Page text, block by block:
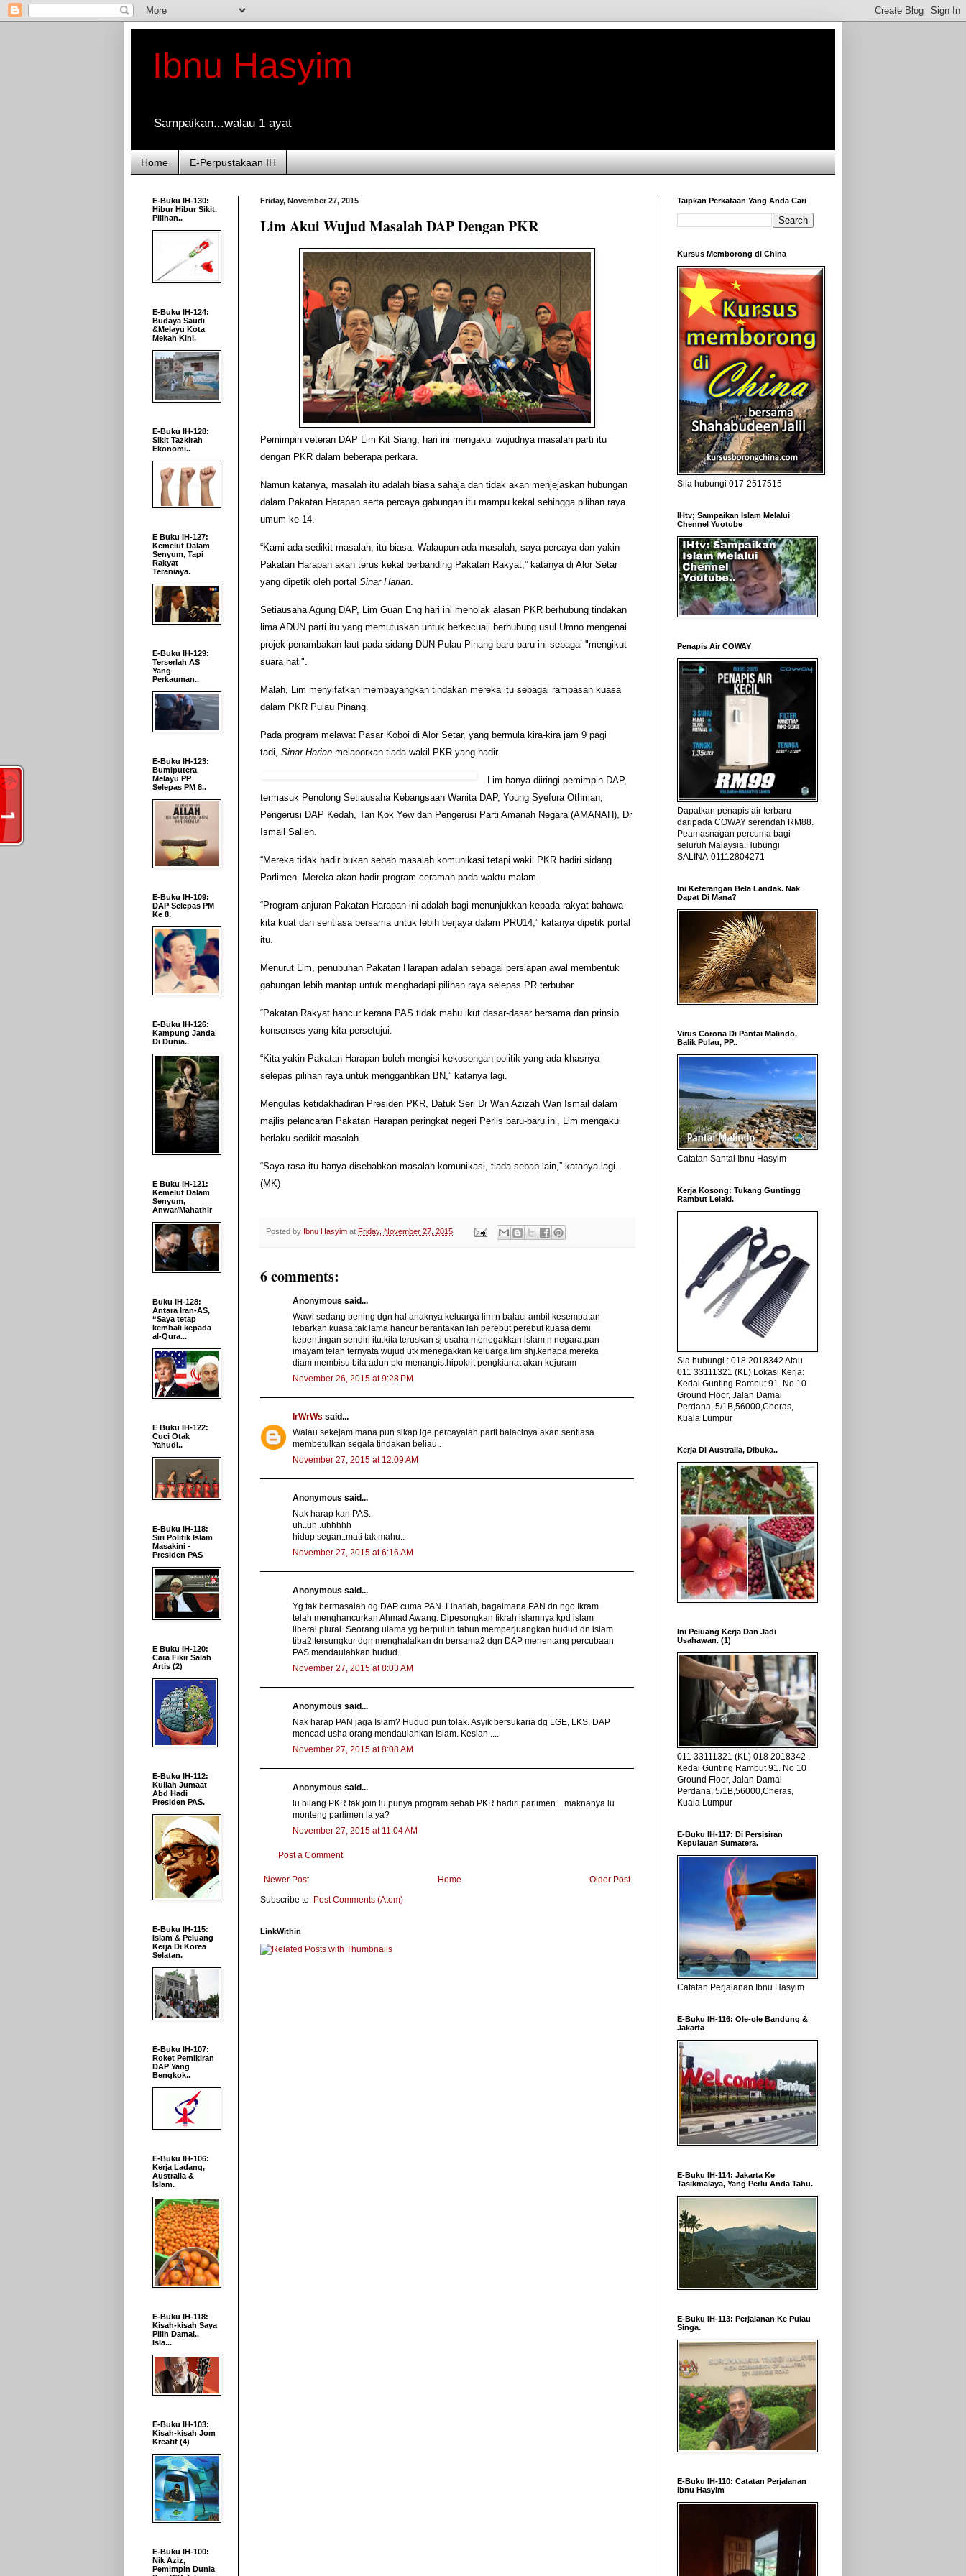
Ibnu Hasyim
Sampaikan...walau 1 ayat
Home E-Perpustakaan IH
Friday, November 27, 2015
Lim Akui Wujud Masalah DAP Dengan PKR
Pemimpin veteran DAP Lim Kit Siang, hari ini mengakui wujudnya masalah parti itu
dengan PKR dalam beberapa perkara.
Namun katanya, masalah itu adalah biasa sahaja dan tidak akan menjejaskan hubungan
dalam Pakatan Harapan serta percaya gabungan itu mampu kekal sehingga pilihan raya
umum ke-14.
“Kami ada sedikit masalah, itu biasa. Walaupun ada masalah, saya percaya dan yakin
Pakatan Harapan akan terus kekal berbanding Pakatan Rakyat,” katanya di Alor Setar
yang dipetik oleh portal Sinar Harian.
Setiausaha Agung DAP, Lim Guan Eng hari ini menolak alasan PKR berhubung tindakan
lima ADUN parti itu yang memutuskan untuk berkecuali berhubung usul Umno mengenai
projek penambakan laut pada sidang DUN Pulau Pinang baru-baru ini sebagai "mengikut
suara hati".
Malah, Lim menyifatkan membayangkan tindakan mereka itu sebagai rampasan kuasa
dalam PKR Pulau Pinang.
Pada program melawat Pasar Koboi di Alor Setar, yang bermula kira-kira jam 9 pagi
tadi, Sinar Harian melaporkan tiada wakil PKR yang hadir.
Lim hanya diiringi pemimpin DAP,
termasuk Penolong Setiausaha Kebangsaan Wanita DAP, Young Syefura Othman;
Pengerusi DAP Kedah, Tan Kok Yew dan Pengerusi Parti Amanah Negara (AMANAH), Dr
Ismail Salleh.
“Mereka tidak hadir bukan sebab masalah komunikasi tetapi wakil PKR hadiri sidang
Parlimen. Mereka akan hadir program ceramah pada waktu malam.
“Program anjuran Pakatan Harapan ini adalah bagi menunjukkan kepada rakyat bahawa
kita kuat dan sentiasa bersama untuk lebih berjaya dalam PRU14,” katanya dipetik portal
itu.
Menurut Lim, penubuhan Pakatan Harapan adalah sebagai persiapan awal membentuk
gabungan lebih mantap untuk menghadapi pilihan raya selepas PR terbubar.
“Pakatan Rakyat hancur kerana PAS tidak mahu ikut dasar-dasar bersama dan prinsip
konsenses yang kita persetujui.
“Kita yakin Pakatan Harapan boleh mengisi kekosongan politik yang ada khasnya
selepas pilihan raya untuk menggantikan BN,” katanya lagi.
Mengulas ketidakhadiran Presiden PKR, Datuk Seri Dr Wan Azizah Wan Ismail dalam
majlis pelancaran Pakatan Harapan peringkat negeri Perlis baru-baru ini, Lim mengakui
berlaku sedikit masalah.
“Saya rasa itu hanya disebabkan masalah komunikasi, tiada sebab lain,” katanya lagi.
(MK)
Posted by Ibnu Hasyim at Friday, November 27, 2015
6 comments:
Anonymous said...
Wawi sedang pening dgn hal anaknya keluarga lim n balaci ambil kesempatan
lebarkan kuasa.tak lama hancur berantakan lah perebut perebut kuasa demi
kepentingan sendiri itu.kita teruskan sj usaha menegakkan islam n negara.pan
imayam telah ternyata wujud utk menegakkan keluarga lim shj.kenapa mereka
diam membisu bila adun pkr menangis.hipokrit pengkianat akan kejuram
November 26, 2015 at 9:28 PM
IrWrWs said...
Walau sekejam mana pun sikap lge percayalah parti balacinya akan sentiasa
membetulkan segala tindakan beliau..
November 27, 2015 at 12:09 AM
Anonymous said...
Nak harap kan PAS..
uh..uh..uhhhhh
hidup segan..mati tak mahu..
November 27, 2015 at 6:16 AM
Anonymous said...
Yg tak bermasalah dg DAP cuma PAN. Lihatlah, bagaimana PAN dn ngo Ikram
telah menghancurkan Ahmad Awang. Dipesongkan fikrah islamnya kpd islam
liberal plural. Seorang ulama yg berpuluh tahun memperjuangkan hudud dn islam
tiba2 tersungkur dgn menghalalkan dn bersama2 dgn DAP menentang percubaan
PAS mendaulahkan hudud.
November 27, 2015 at 8:03 AM
Anonymous said...
Nak harap PAN jaga Islam? Hudud pun tolak. Asyik bersukaria dg LGE, LKS, DAP
mencaci usha orang mendaulahkan Islam. Kesian ....
November 27, 2015 at 8:08 AM
Anonymous said...
lu bilang PKR tak join lu punya program sebab PKR hadiri parlimen... maknanya lu
monteng parlimen la ya?
November 27, 2015 at 11:04 AM
Post a Comment
Newer Post Older Post
Home
Subscribe to: Post Comments (Atom)
LinkWithin
E-Buku IH-130:
Hibur Hibur Sikit.
Pilihan..
E-Buku IH-124:
Budaya Saudi
&Melayu Kota
Mekah Kini.
E-Buku IH-128:
Sikit Tazkirah
Ekonomi..
E Buku IH-127:
Kemelut Dalam
Senyum, Tapi
Rakyat
Teraniaya.
E-Buku IH-129:
Terserlah AS
Yang
Perkauman..
E-Buku IH-123:
Bumiputera
Melayu PP
Selepas PM 8..
E-Buku IH-109:
DAP Selepas PM
Ke 8.
E-Buku IH-126:
Kampung Janda
Di Dunia..
E Buku IH-121:
Kemelut Dalam
Senyum,
Anwar/Mahathir
Buku IH-128:
Antara Iran-AS,
“Saya tetap
kembali kepada
al-Qura...
E Buku IH-122:
Cuci Otak
Yahudi..
E-Buku IH-118:
Siri Politik Islam
Masakini -
Presiden PAS
E Buku IH-120:
Cara Fikir Salah
Artis (2)
E-Buku IH-112:
Kuliah Jumaat
Abd Hadi
Presiden PAS.
E-Buku IH-115:
Islam & Peluang
Kerja Di Korea
Selatan.
E-Buku IH-107:
Roket Pemikiran
DAP Yang
Bengkok..
E-Buku IH-106:
Kerja Ladang,
Australia &
Islam.
E-Buku IH-118:
Kisah-kisah Saya
Pilih Damai..
Isla...
E-Buku IH-103:
Kisah-kisah Jom
Kreatif (4)
E-Buku IH-100:
Nik Aziz,
Pemimpin Dunia
Taipkan Perkataan Yang Anda Cari
Kursus Memborong di China
Sila hubungi 017-2517515
IHtv; Sampaikan Islam Melalui
Chennel Yuotube
Penapis Air COWAY
Dapatkan penapis air terbaru
daripada COWAY serendah RM88.
Peamasnagan percuma bagi
seluruh Malaysia.Hubungi
SALINA-01112804271
Ini Keterangan Bela Landak. Nak
Dapat Di Mana?
Virus Corona Di Pantai Malindo,
Balik Pulau, PP..
Catatan Santai Ibnu Hasyim
Kerja Kosong: Tukang Guntingg
Rambut Lelaki.
Sla hubungi : 018 2018342 Atau
011 33111321 (KL) Lokasi Kerja:
Kedai Gunting Rambut 91. No 10
Ground Floor, Jalan Damai
Perdana, 5/1B,56000,Cheras,
Kuala Lumpur
Kerja Di Australia, Dibuka..
Ini Peluang Kerja Dan Jadi
Usahawan. (1)
011 33111321 (KL) 018 2018342 .
Kedai Gunting Rambut 91. No 10
Ground Floor, Jalan Damai
Perdana, 5/1B,56000,Cheras,
Kuala Lumpur
E-Buku IH-117: Di Persisiran
Kepulauan Sumatera.
Catatan Perjalanan Ibnu Hasyim
E-Buku IH-116: Ole-ole Bandung &
Jakarta
E-Buku IH-114: Jakarta Ke
Tasikmalaya, Yang Perlu Anda Tahu.
E-Buku IH-113: Perjalanan Ke Pulau
Singa.
E-Buku IH-110: Catatan Perjalanan
Ibnu Hasyim